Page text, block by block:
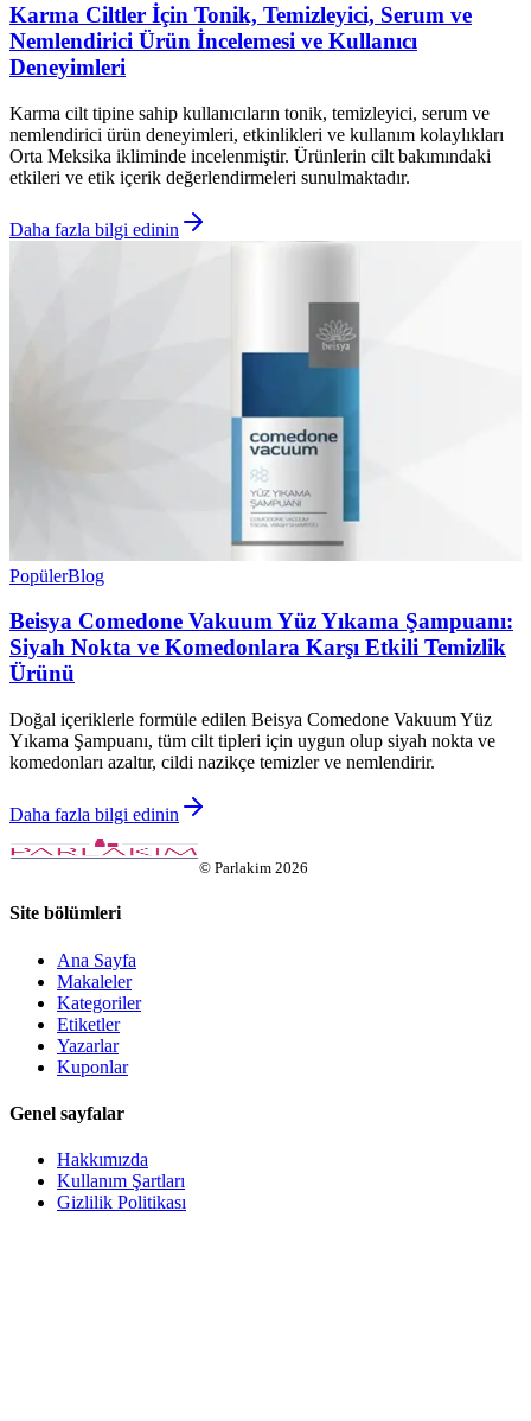
Karma Ciltler İçin Tonik, Temizleyici, Serum ve
Nemlendirici Ürün İncelemesi ve Kullanıcı
Deneyimleri
Karma cilt tipine sahip kullanıcıların tonik, temizleyici, serum ve
nemlendirici ürün deneyimleri, etkinlikleri ve kullanım kolaylıkları
Orta Meksika ikliminde incelenmiştir. Ürünlerin cilt bakımındaki
etkileri ve etik içerik değerlendirmeleri sunulmaktadır.
Daha fazla bilgi edinin
PopülerBlog
Beisya Comedone Vakuum Yüz Yıkama Şampuanı:
Siyah Nokta ve Komedonlara Karşı Etkili Temizlik
Ürünü
Doğal içeriklerle formüle edilen Beisya Comedone Vakuum Yüz
Yıkama Şampuanı, tüm cilt tipleri için uygun olup siyah nokta ve
komedonları azaltır, cildi nazikçe temizler ve nemlendirir.
Daha fazla bilgi edinin
© Parlakim 2026
Site bölümleri
Ana Sayfa
Makaleler
Kategoriler
Etiketler
Yazarlar
Kuponlar
Genel sayfalar
Hakkımızda
Kullanım Şartları
Gizlilik Politikası